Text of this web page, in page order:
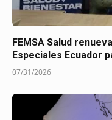
FEMSA Salud
Especiales Ecuador
07/31/2026